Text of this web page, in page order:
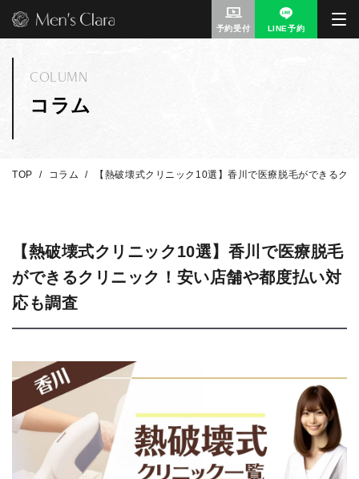
予約受付 LINE予約
コラム
COLUMN
TOP コラム 【熱破壊式クリニック10選】香川で医療脱毛ができるク
【熱破壊式クリニック10選】香川で医療脱毛
ができるクリニック！安い店舗や都度払い対
応も調査